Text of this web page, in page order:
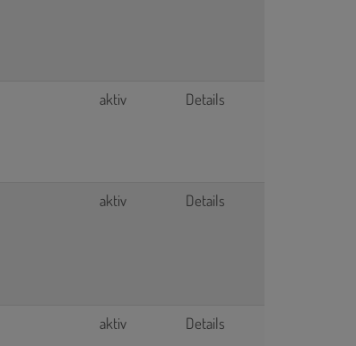
aktiv Details
aktiv Details
aktiv Details